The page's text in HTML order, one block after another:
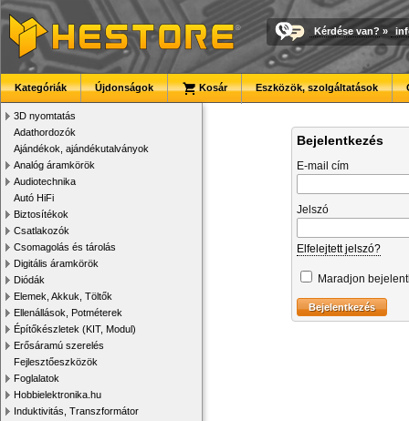
Kérdése van? »
Kategóriák Újdonságok Kosár Eszközök, szolgáltatások
3D nyomtatás
Adathordozók
Ajándékok, ajándékutalványok
Analóg áramkörök
Audiotechnika
Autó HiFi
Biztosítékok
Csatlakozók
Csomagolás és tárolás
Digitális áramkörök
Diódák
Elemek, Akkuk, Töltők
Ellenállások, Potméterek
Építőkészletek (KIT, Modul)
Erősáramú szerelés
Fejlesztőeszközök
Foglalatok
Hobbielektronika.hu
Induktivitás, Transzformátor
Bejelentkezés
E-mail cím
Jelszó
Elfelejtett jelszó?
Maradjon